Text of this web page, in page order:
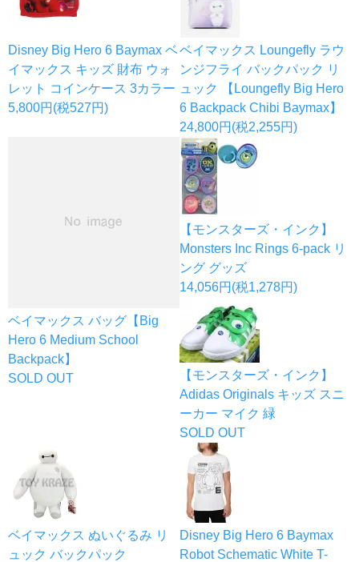
Disney Big Hero 6 Baymax ベ
イマックス キッズ 財布 ウォ
レット コインケース 3カラー
5,800円(税527円)
ベイマックス Loungefly ラウ
ンジフライ バックパック リ
ュック 【Loungefly Big Hero
6 Backpack Chibi Baymax】
24,800円(税2,255円)
ベイマックス バッグ【Big
Hero 6 Medium School
Backpack】
SOLD OUT
【モンスターズ・インク】
Monsters Inc Rings 6-pack リ
ング グッズ
14,056円(税1,278円)
【モンスターズ・インク】
Adidas Originals キッズ スニ
ーカー マイク 緑
SOLD OUT
ベイマックス ぬいぐるみ リ
ュック バックパック
Disney Big Hero 6 Baymax
Robot Schematic White T-